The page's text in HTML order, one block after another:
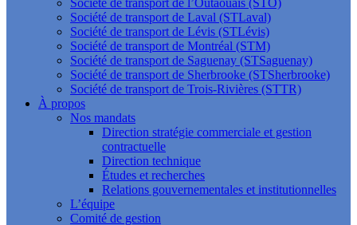
Société de transport de l’Outaouais (STO)
Société de transport de Laval (STLaval)
Société de transport de Lévis (STLévis)
Société de transport de Montréal (STM)
Société de transport de Saguenay (STSaguenay)
Société de transport de Sherbrooke (STSherbrooke)
Société de transport de Trois-Rivières (STTR)
À propos
Nos mandats
Direction stratégie commerciale et gestion
contractuelle
Direction technique
Études et recherches
Relations gouvernementales et institutionnelles
L’équipe
Comité de gestion